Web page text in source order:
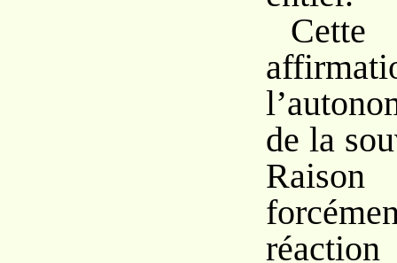
Cette
de la